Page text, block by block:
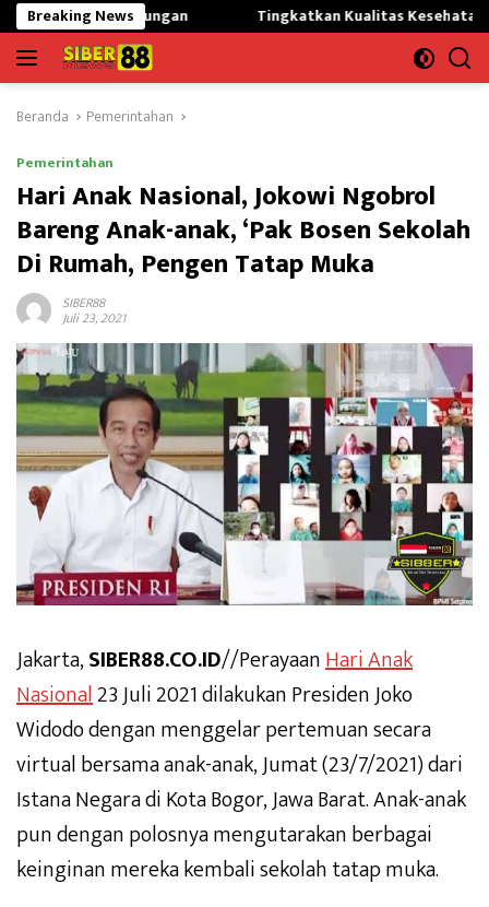
Langsung
ke
konten
Breaking NewsTingkatkan Kualitas Kesehatan
Beranda Pemerintahan
Pemerintahan
Hari Anak Nasional, Jokowi Ngobrol
Bareng Anak-anak, ‘Pak Bosen Sekolah
Di Rumah, Pengen Tatap Muka
SIBER88
Juli 23, 2021
Jakarta,SIBER88.CO.ID//PerayaanHari Anak
Nasional23 Juli 2021 dilakukan Presiden Joko
Widodo dengan menggelar pertemuan secara
virtual bersama anak-anak, Jumat (23/7/2021) dari
Istana Negara di Kota Bogor, Jawa Barat. Anak-anak
pun dengan polosnya mengutarakan berbagai
keinginan mereka kembali sekolah tatap muka.